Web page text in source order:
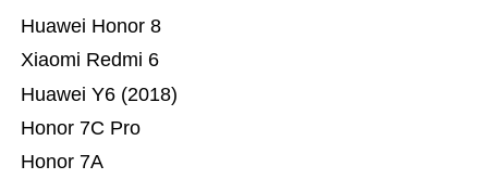
Honor 7A
Honor 7C Pro
Huawei Y6 (2018)
Xiaomi Redmi 6
Huawei Honor 8